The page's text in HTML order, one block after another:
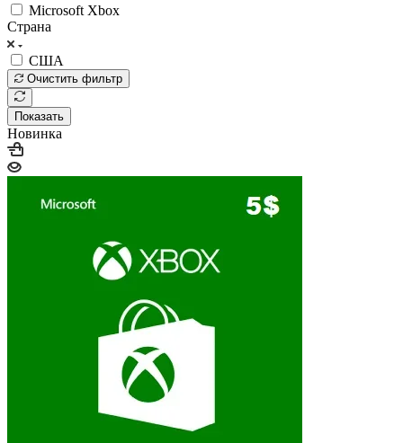
Microsoft Xbox
Страна
США
Очистить фильтр
Показать
Новинка